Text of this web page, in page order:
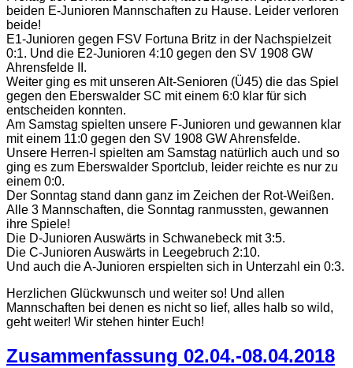
beiden E-Junioren Mannschaften zu Hause. Leider verloren
beide!
E1-Junioren gegen FSV Fortuna Britz in der Nachspielzeit
0:1. Und die E2-Junioren 4:10 gegen den SV 1908 GW
Ahrensfelde II.
Weiter ging es mit unseren Alt-Senioren (Ü45) die das Spiel
gegen den Eberswalder SC mit einem 6:0 klar für sich
entscheiden konnten.
Am Samstag spielten unsere F-Junioren und gewannen klar
mit einem 11:0 gegen den SV 1908 GW Ahrensfelde.
Unsere Herren-I spielten am Samstag natürlich auch und so
ging es zum Eberswalder Sportclub, leider reichte es nur zu
einem 0:0.
Der Sonntag stand dann ganz im Zeichen der Rot-Weißen.
Alle 3 Mannschaften, die Sonntag ranmussten, gewannen
ihre Spiele!
Die D-Junioren Auswärts in Schwanebeck mit 3:5.
Die C-Junioren Auswärts in Leegebruch 2:10.
Und auch die A-Junioren erspielten sich in Unterzahl ein 0:3.
Herzlichen Glückwunsch und weiter so! Und allen
Mannschaften bei denen es nicht so lief, alles halb so wild,
geht weiter! Wir stehen hinter Euch!
Zusammenfassung 02.04.-08.04.2018